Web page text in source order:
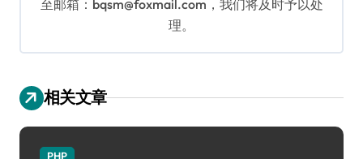
至邮箱：bqsm@foxmail.com，我们将及时予以处
理。
相关文章
PHP